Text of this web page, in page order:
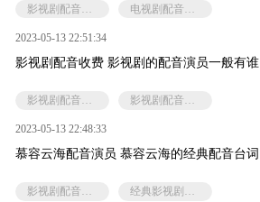
影视剧配音演员 电视剧配音价格
2023-05-13 22:51:34
影视剧配音收费 影视剧的配音演员一般有谁
影视剧配音推荐 影视剧配音演员
2023-05-13 22:48:33
慕容云海配音演员 慕容云海的经典配音台词
影视剧配音演员 经典影视剧配音素材